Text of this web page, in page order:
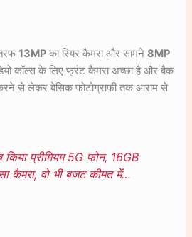
13MP का रियर कैमरा और सामने8MP
कॉल्स के लिए फ्रंट कैमरा अच्छा है और बैक
से लेकर बेसिक फोटोग्राफी तक आराम से
प्रीमियम 5G फोन, 16GB
कैमरा, वो भी बजट कीमत में…